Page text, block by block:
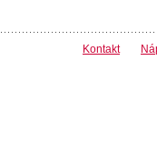
Kontakt